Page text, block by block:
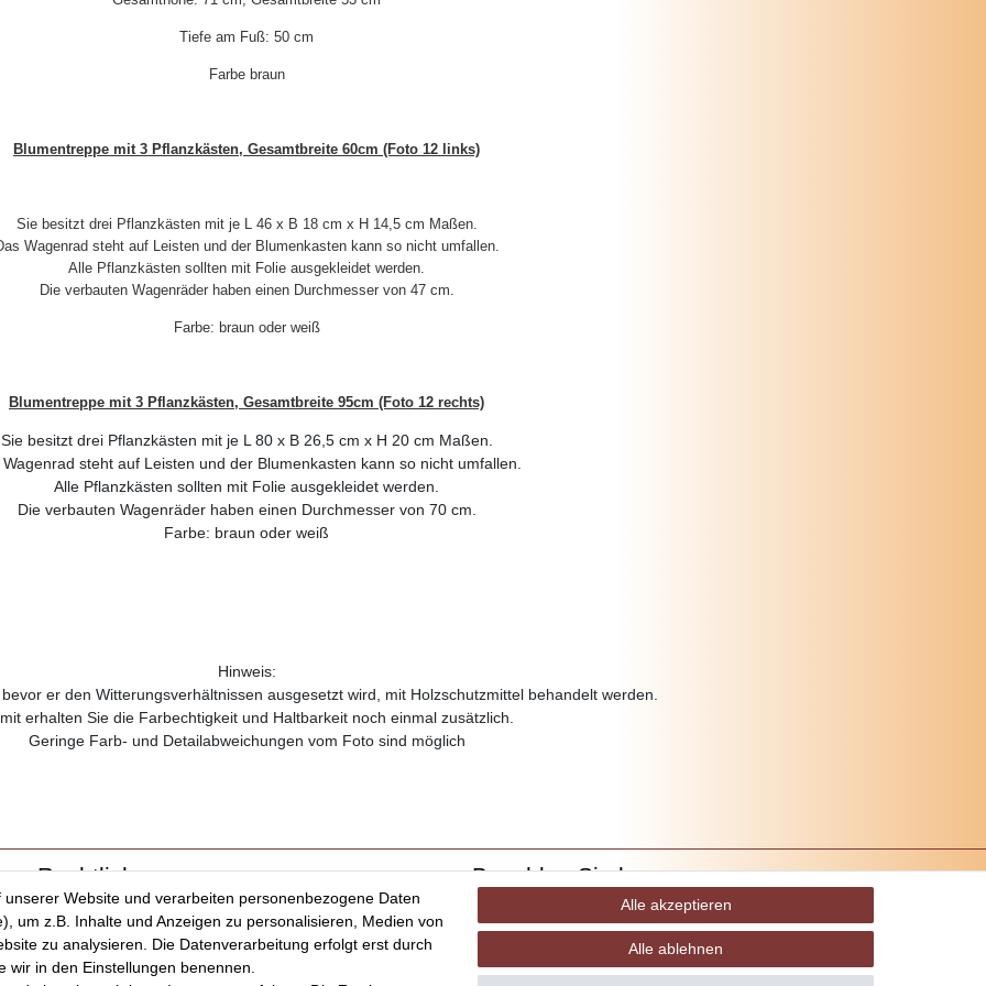
Tiefe am Fuß: 50 cm
Farbe braun
Blumentreppe mit 3 Pflanzkästen, Gesamtbreite 60cm (Foto 12 links)
Sie besitzt drei Pflanzkästen mit je L 46 x B 18 cm x H 14,5 cm Maßen.
Wagenrad steht auf Leisten und der Blumenkasten kann so nicht umfallen.
Alle Pflanzkästen sollten mit Folie ausgekleidet werden.
Die verbauten Wagenräder haben einen Durchmesser von 47 cm.
Farbe: braun oder weiß
Blumentreppe mit 3 Pflanzkästen, Gesamtbreite 95cm (Foto 12 rechts)
Sie besitzt drei Pflanzkästen mit je L 80 x B 26,5 cm x H 20 cm Maßen.
Wagenrad steht auf Leisten und der Blumenkasten kann so nicht umfallen.
Alle Pflanzkästen sollten mit Folie ausgekleidet werden.
Die verbauten Wagenräder haben einen Durchmesser von 70 cm.
Farbe: braun oder weiß
Hinweis:
er den Witterungsverhältnissen ausgesetzt wird, mit Holzschutzmittel behandelt werden.
erhalten Sie die Farbechtigkeit und Haltbarkeit noch einmal zusätzlich.
Geringe Farb- und Detailabweichungen vom Foto sind möglich
Rechtliches
Impressum
AGB
Datenschutz
Widerrufsrecht
Bezahlen Sie bequem per
Website und verarbeiten personenbezogene Daten
um z.B. Inhalte und Anzeigen zu personalisieren, Medien von
zu analysieren. Die Datenverarbeitung erfolgt erst durch
in den Einstellungen benennen.
Alle akzeptieren
Alle ablehnen